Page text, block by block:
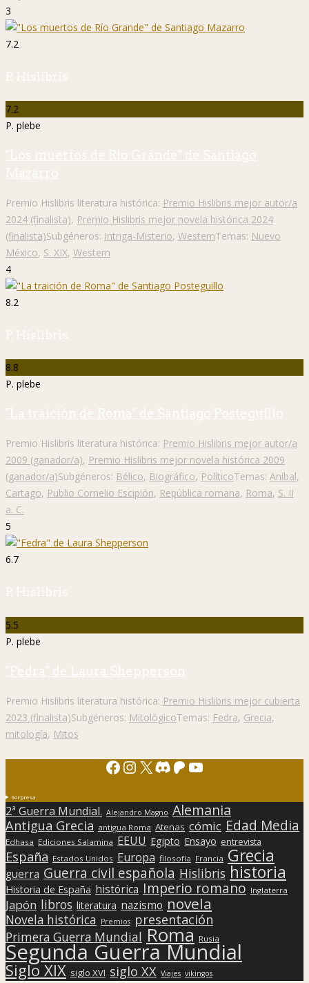
3
7.2
P. Hislibris
7.2
P. plebe
"Los muertos de Río Grande" de Santiago
Mazarro
Premio Hislibris literatura histórica: Premio Hislibris mejor autor/a
2024 (finalista), Premio Hislibris mejor novela histórica 2024
(finalista)Subgéneros: Intriga-Misterio, WesternTemas: Nuevo
México, S. XIX, Western
4
8.2
P. Hislibris
8.8
P. plebe
"La traición de Roma" de Santiago Posteguillo
Premio Hislibris literatura histórica: Premio Hislibris mejor autor/a
2009 (ganador/a), Premio Hislibris mejor novela histórica 2009
(ganador/a)Subgéneros: Bélico, Biográfico, PolíticoTemas: Aníbal,
Cartago, Publio Cornelio Escipión, República romana, Roma, S. II
a. C.
5
6.7
P. Hislibris
5.5
P. plebe
"Fedra" de Laura Shepperson
Premio Hislibris literatura histórica: Premio Hislibris mejor cubierta
2023 (finalista)Subgéneros: MitológicoTemas: Fedra, Grecia,
mitología, Mitos
Facebook
Instagram
X Discord
Patreon
YouTube
Sorpresa
2ª Guerra Mundial. Alejandro Magno Alemania
Antigua Grecia antigua Roma Atenas cómic Edad Media
Edhasa Ediciones Salamina EEUU Egipto Ensayo entrevista
España Estados Unidos Europa filosofía Francia Grecia
guerra Guerra civil española Hislibris historia
Historia de España histórica Imperio romano Inglaterra
Japón libros literatura nazismo novela
Novela histórica Premios presentación
Primera Guerra Mundial Roma Rusia
Segunda Guerra Mundial
Siglo XIX siglo XVI siglo XX Viajes vikingos